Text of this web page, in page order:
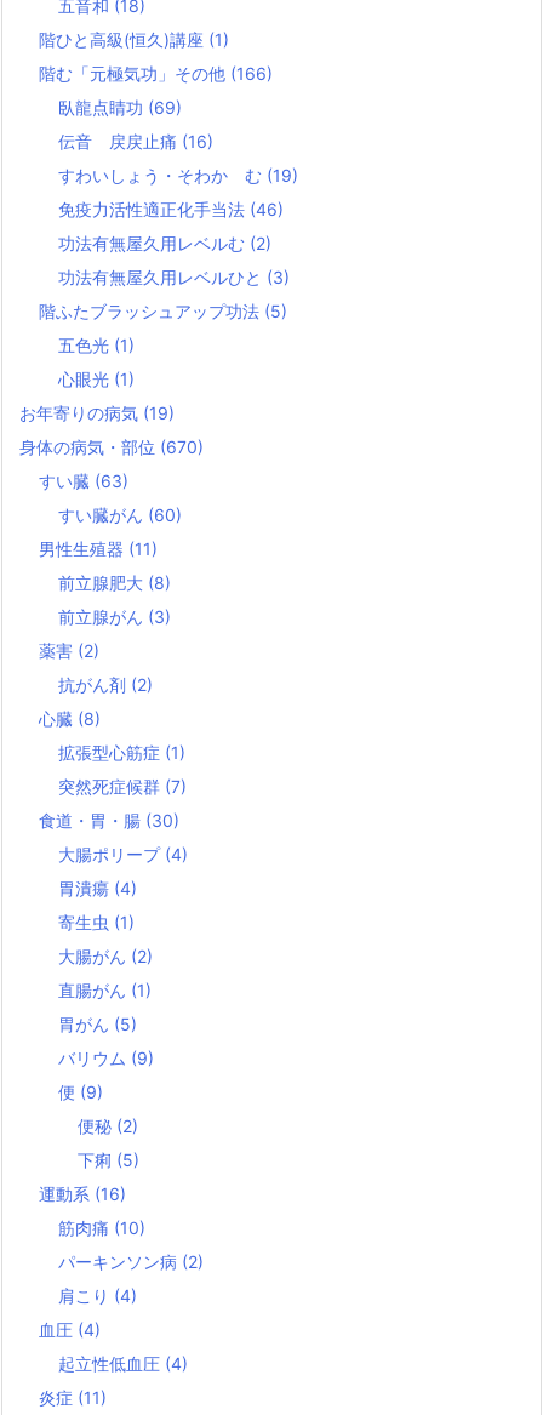
五音和 (18)
階ひと高級(恒久)講座 (1)
階む「元極気功」その他 (166)
臥龍点睛功 (69)
伝音 戻戻止痛 (16)
すわいしょう・そわか む (19)
免疫力活性適正化手当法 (46)
功法有無屋久用レベルむ (2)
功法有無屋久用レベルひと (3)
階ふたブラッシュアップ功法 (5)
五色光 (1)
心眼光 (1)
お年寄りの病気 (19)
身体の病気・部位 (670)
すい臓 (63)
すい臓がん (60)
男性生殖器 (11)
前立腺肥大 (8)
前立腺がん (3)
薬害 (2)
抗がん剤 (2)
心臓 (8)
拡張型心筋症 (1)
突然死症候群 (7)
食道・胃・腸 (30)
大腸ポリープ (4)
胃潰瘍 (4)
寄生虫 (1)
大腸がん (2)
直腸がん (1)
胃がん (5)
バリウム (9)
便 (9)
便秘 (2)
下痢 (5)
運動系 (16)
筋肉痛 (10)
パーキンソン病 (2)
肩こり (4)
血圧 (4)
起立性低血圧 (4)
炎症 (11)